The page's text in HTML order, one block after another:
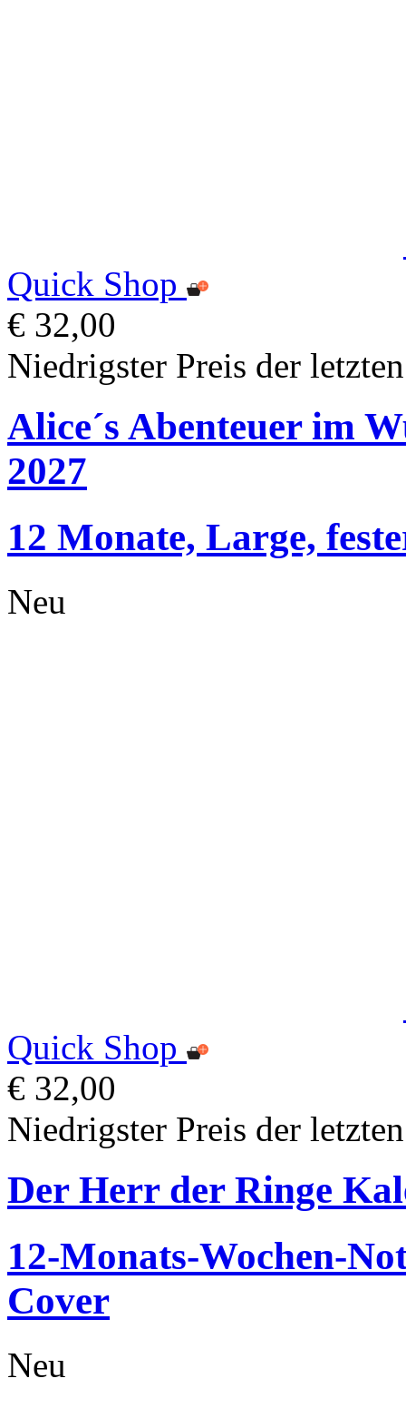
Quick Shop
€ 32,00
Niedrigster Preis der
Alice´s Abenteuer im
2027
12 Monate, Large,
Neu
Quick Shop
€ 32,00
Niedrigster Preis der
Der Herr der Ringe
12-Monats-Wochen-
Cover
Neu